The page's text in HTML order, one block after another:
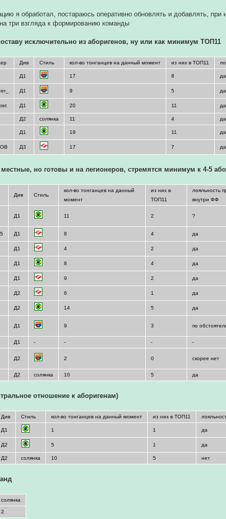
я обработал, постараюсь оперативно обновлять и добавлять,
три взгляда к формированию команды
исключительно из аборигенов, ну или как минимум ТОП11
Див Стиль кол-во тонганцев на данный момент из них в ТОП11
Д1 17 8 да
Д1 9 5 да
Д1 20 11 да
Д2 солянка 11 4 да
Д1 19 11 да
Д3 17 7 да
но готовы и на легионеров, стремятся минимум к 4-5
Див Стиль
кол-во тонганцев на данный
момент
из них в
ТОП11
лояльность
внутри ФФ
Д1 11 2 ?
Д1 8 4 да
Д1 4 2 да
Д1 8 4 да
Д1 9 2 да
Д2 6 1 да
Д2 14 5 да
Д1 9 3 по
Д1 - - - -
Д2 2 0 скорее нет
Д2 солянка 10 5 да
отношение к аборигенам)
Див Стиль кол-во тонганцев на данный момент из них в ТОП11
Д1 1 1 да
Д2 5 1 да
Д2 солянка 10 5 нет
солянка
2